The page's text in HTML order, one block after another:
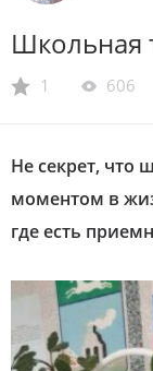
Школьная
1 606
Не секрет, что
моментом в
где есть